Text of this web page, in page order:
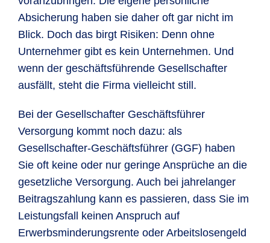
Absicherung haben sie daher oft gar nicht im
Blick. Doch das birgt Risiken: Denn ohne
Unternehmer gibt es kein Unternehmen. Und
wenn der geschäftsführende Gesellschafter
ausfällt, steht die Firma vielleicht still.
Bei der Gesellschafter Geschäftsführer
Versorgung kommt noch dazu: als
Gesellschafter-Geschäftsführer (GGF) haben
Sie oft keine oder nur geringe Ansprüche an die
gesetzliche Versorgung. Auch bei jahrelanger
Beitragszahlung kann es passieren, dass Sie im
Leistungsfall keinen Anspruch auf
Erwerbsminderungsrente oder Arbeitslosengeld